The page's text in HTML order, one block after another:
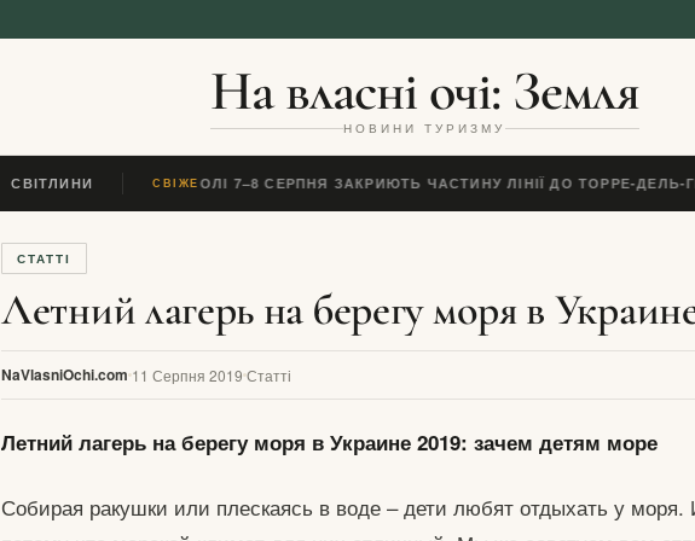
На власні очі: Земля
НОВИНИ ТУРИЗМУ
СВІТЛИНИ СВІЖЕ
У НЕАПОЛІ 7–8 СЕРПНЯ ЗАКРИЮТЬ ЧАСТИНУ ЛІНІЇ ДО ТОРРЕ-
СТАТТІ
Летний лагерь на берегу моря в
NaVlasniOchi.com 11 Серпня 2019 Статті
Летний лагерь на берегу моря в Украине 2019: зачем детям море
Собирая ракушки или плескаясь в воде – дети любят отдыхать у